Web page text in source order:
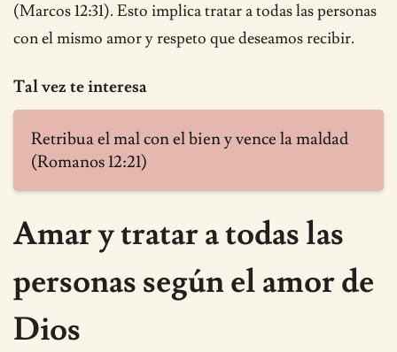
(Marcos 12:31). Esto implica tratar a todas las personas
con el mismo amor y respeto que deseamos recibir.
Tal vez te interesa
Retribua el mal con el bien y vence la maldad
(Romanos 12:21)
Amar y tratar a todas las
personas según el amor de
Dios